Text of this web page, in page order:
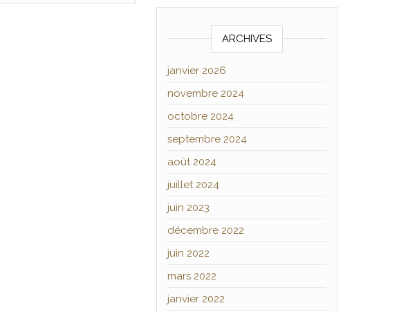
ARCHIVES
janvier 2026
novembre 2024
octobre 2024
septembre 2024
août 2024
juillet 2024
juin 2023
décembre 2022
juin 2022
mars 2022
janvier 2022